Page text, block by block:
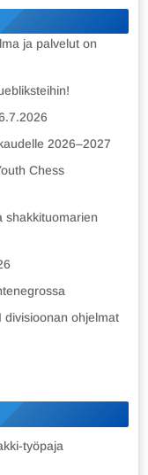
ja palvelut on
2026–2027
Chess
shakkituomarien
divisioonan ohjelmat
työpaja